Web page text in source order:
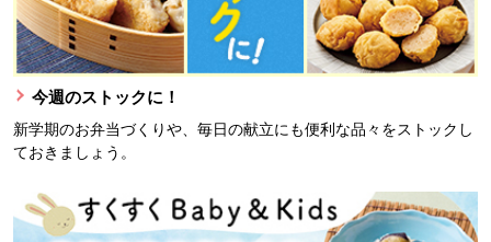
今週のストックに！
新学期のお弁当づくりや、毎日の献立にも便利な品々をストックし
ておきましょう。